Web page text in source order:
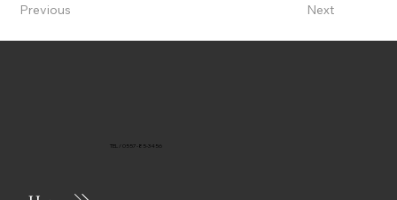
Previous Next
TEL / 0557-85-3456